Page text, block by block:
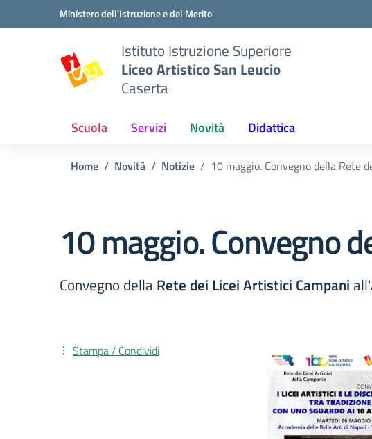
Vai ai contenuti
Vai al menu di navigazioneMinistero dell'Istruzione e del Merito
Istituto Istruzione Superiore
Liceo Artistico San Leucio
Caserta
Scuola Servizi Novità Didattica
Home Novità Notizie 10 maggio. Convegno della Rete
10 maggio. Convegno
Convegno dellaRete dei Licei Artistici Campani all'
Stampa / Condividi